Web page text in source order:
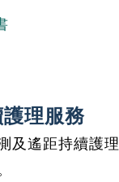
理服務
及遙距持續護